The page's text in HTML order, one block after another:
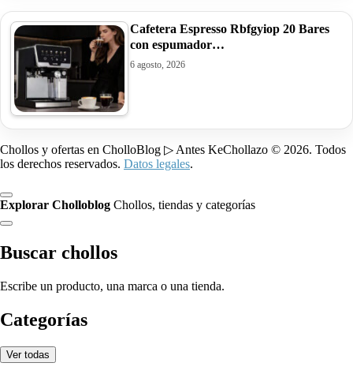
Cafetera Espresso Rbfgyiop 20 Bares
con espumador…
6 agosto, 2026
Chollos y ofertas en CholloBlog ▷ Antes KeChollazo © 2026. Todos
los derechos reservados. Datos legales.
Explorar Cholloblog Chollos, tiendas y categorías
Buscar chollos
Escribe un producto, una marca o una tienda.
Categorías
Ver todas